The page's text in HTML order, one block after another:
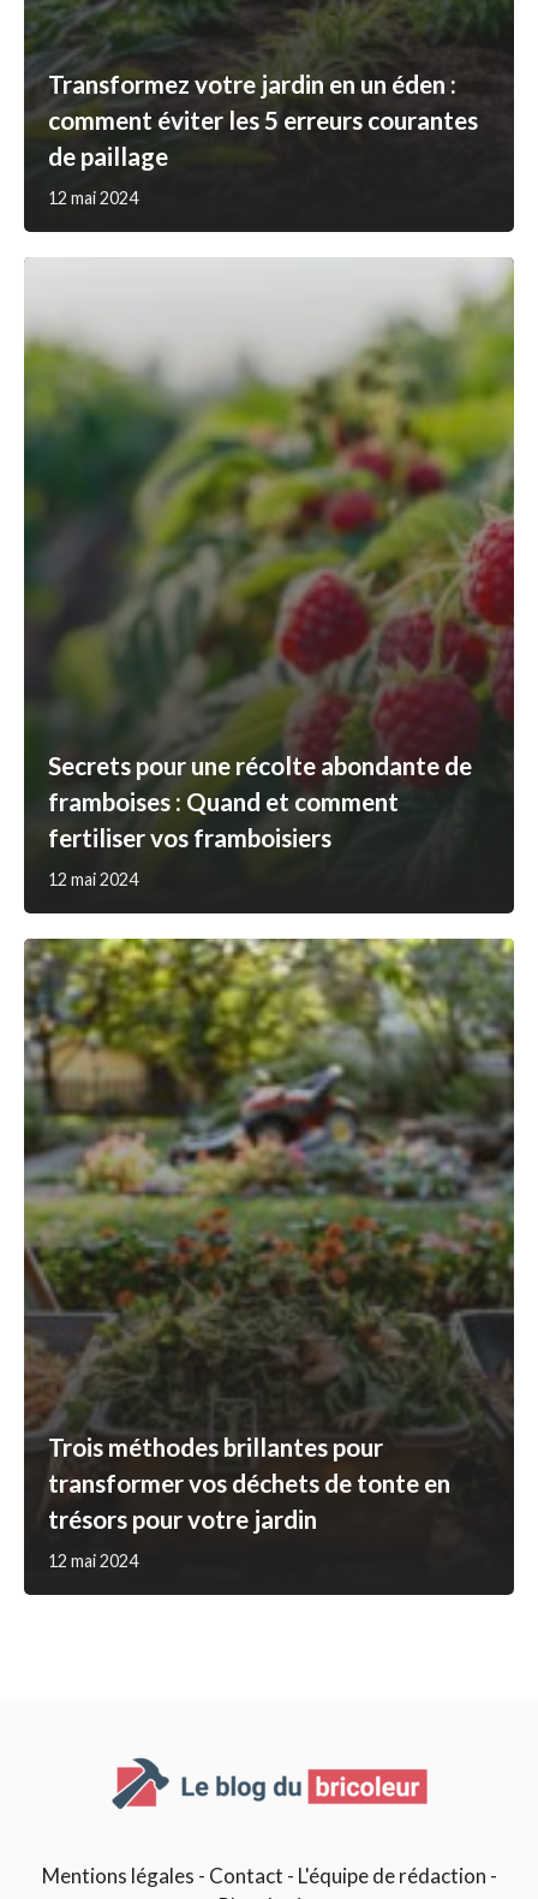
Transformez votre jardin en un éden :
comment éviter les 5 erreurs courantes
de paillage
12 mai 2024
Secrets pour une récolte abondante de
framboises : Quand et comment
fertiliser vos framboisiers
12 mai 2024
Trois méthodes brillantes pour
transformer vos déchets de tonte en
trésors pour votre jardin
12 mai 2024
Mentions légales - Contact - L'équipe de rédaction -